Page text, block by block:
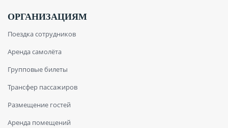
ОРГАНИЗАЦИЯМ
Поездка сотрудников
Аренда самолёта
Групповые билеты
Трансфер пассажиров
Размещение гостей
Аренда помещений